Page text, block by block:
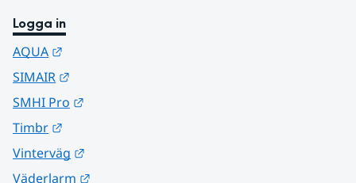
Logga in
AQUA
SIMAIR
SMHI Pro
Timbr
Vinterväg
Väderlarm